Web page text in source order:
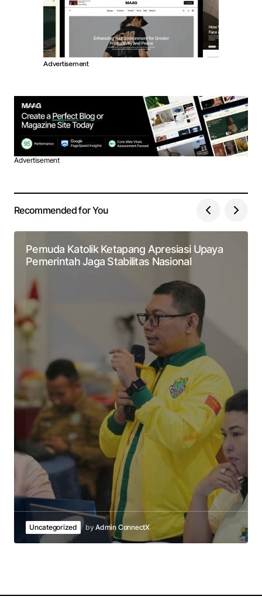
Advertisement
Advertisement
Recommended for You
Pemuda Katolik Ketapang Apresiasi Upaya
Pemerintah Jaga Stabilitas Nasional
Uncategorized byAdmin ConnectX